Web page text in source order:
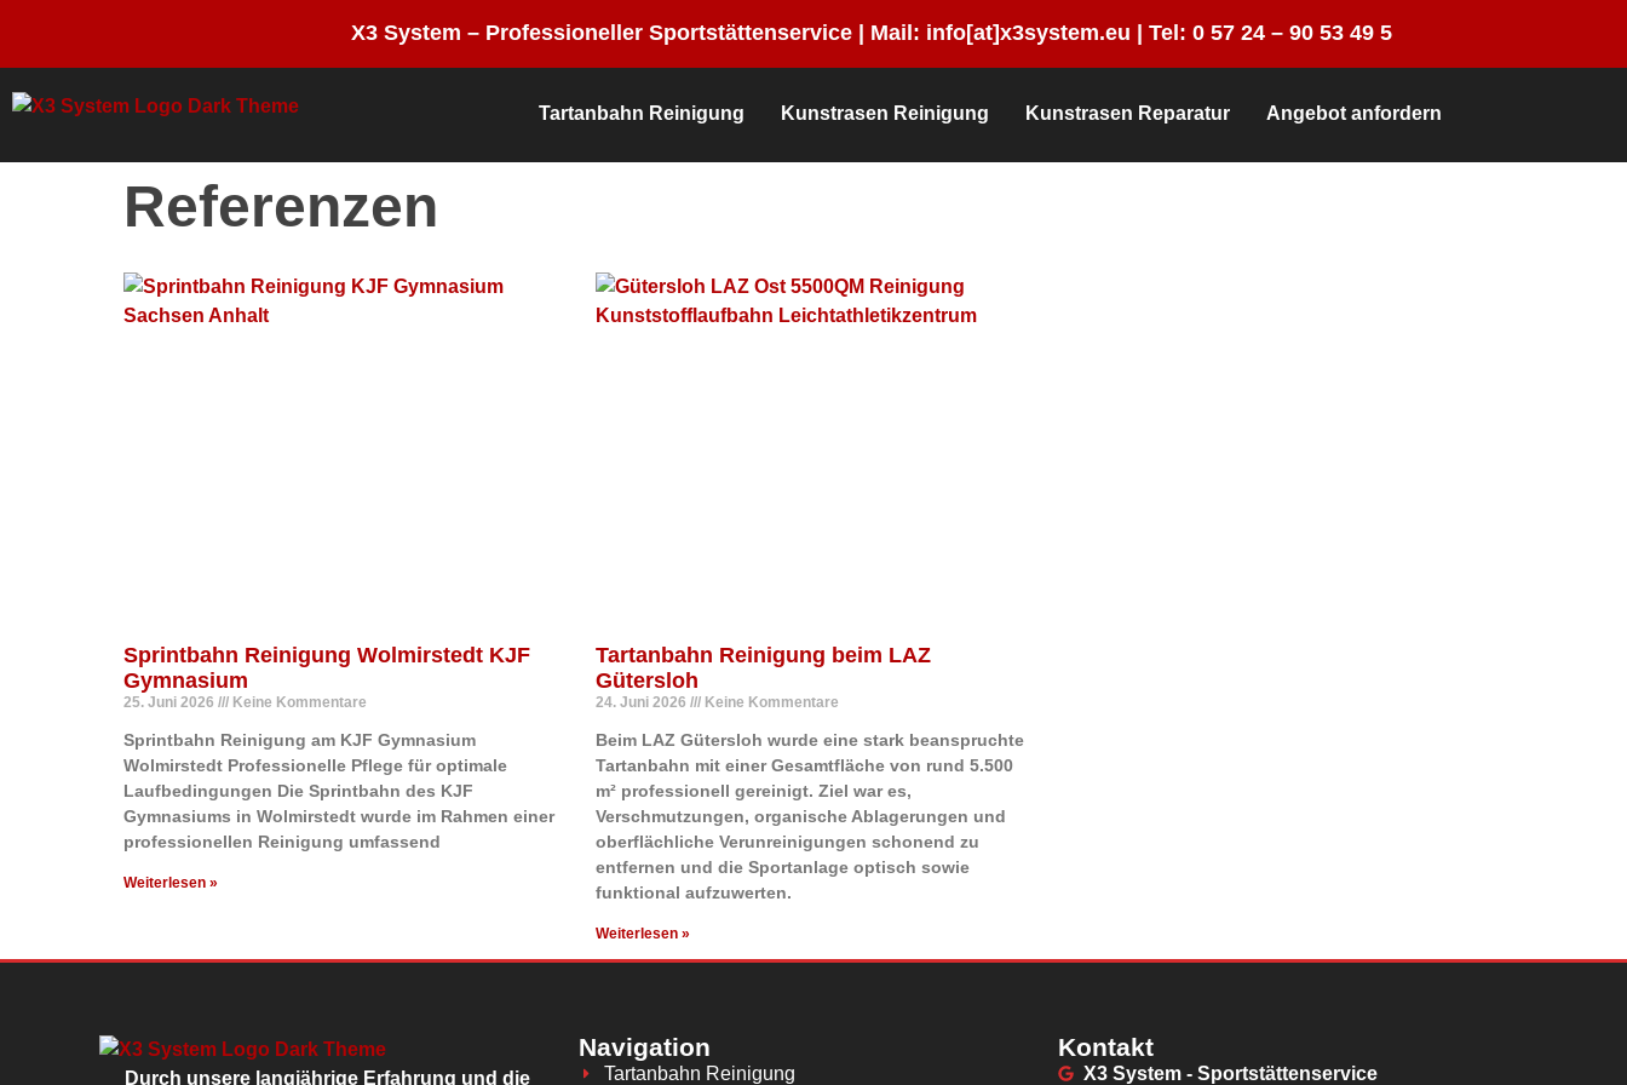
X3 System – Professioneller Sportstättenservice | Mail: info[at]x3system.eu | Tel: 0 57 24 – 90 53 49 5
Tartanbahn Reinigung Kunstrasen Reinigung Kunstrasen Reparatur Angebot anfordern
Referenzen
Sprintbahn Reinigung Wolmirstedt KJF
Gymnasium
25. Juni 2026 Keine Kommentare
Sprintbahn Reinigung am KJF Gymnasium
Wolmirstedt Professionelle Pflege für optimale
Laufbedingungen Die Sprintbahn des KJF
Gymnasiums in Wolmirstedt wurde im Rahmen einer
professionellen Reinigung umfassend
Weiterlesen »
Tartanbahn Reinigung beim LAZ
Gütersloh
24. Juni 2026 Keine Kommentare
Beim LAZ Gütersloh wurde eine stark beanspruchte
Tartanbahn mit einer Gesamtfläche von rund 5.500
m² professionell gereinigt. Ziel war es,
Verschmutzungen, organische Ablagerungen und
oberflächliche Verunreinigungen schonend zu
entfernen und die Sportanlage optisch sowie
funktional aufzuwerten.
Weiterlesen »
Durch unsere langjährige Erfahrung und die
Navigation
Tartanbahn Reinigung
Kontakt
X3 System - Sportstättenservice